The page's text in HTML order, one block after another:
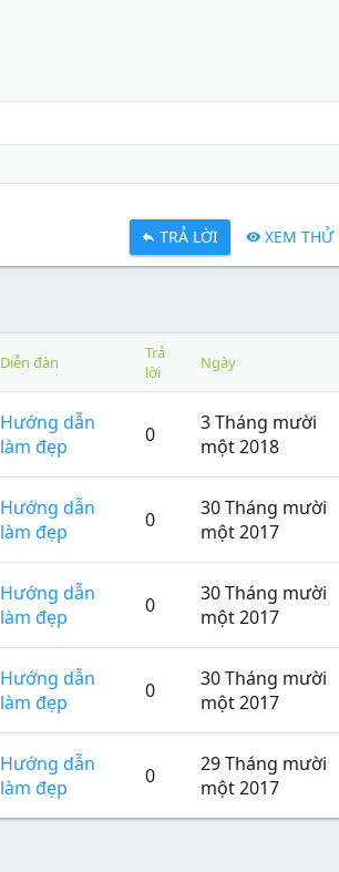
TRẢ LỜI XEM THỬ
Diễn đàn
Trả
lời
Ngày
Hướng dẫn
làm đẹp
0
3 Tháng mười
một 2018
Hướng dẫn
làm đẹp
0
30 Tháng mười
một 2017
Hướng dẫn
làm đẹp
0
30 Tháng mười
một 2017
Hướng dẫn
làm đẹp
0
30 Tháng mười
một 2017
Hướng dẫn
làm đẹp
0
29 Tháng mười
một 2017